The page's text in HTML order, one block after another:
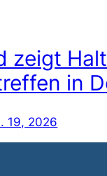
zeigt
in
19, 2026